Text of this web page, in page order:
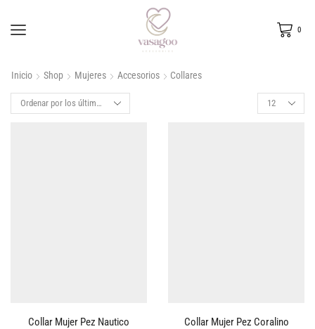
0
Inicio Shop Mujeres Accesorios Collares
Collar Mujer Pez Nautico Collar Mujer Pez Coralino